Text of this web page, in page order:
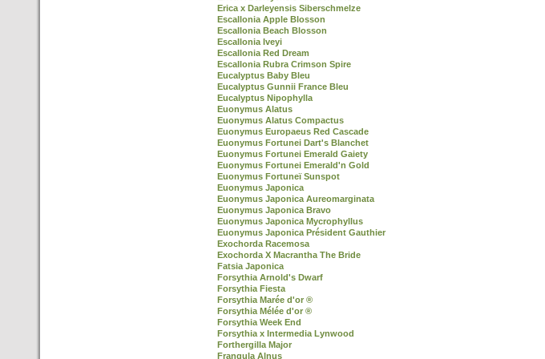
Erica x Darleyensis Siberschmelze
Escallonia Apple Blosson
Escallonia Beach Blosson
Escallonia Iveyi
Escallonia Red Dream
Escallonia Rubra Crimson Spire
Eucalyptus Baby Bleu
Eucalyptus Gunnii France Bleu
Eucalyptus Nipophylla
Euonymus Alatus
Euonymus Alatus Compactus
Euonymus Europaeus Red Cascade
Euonymus Fortunei Dart's Blanchet
Euonymus Fortunei Emerald Gaiety
Euonymus Fortunei Emerald'n Gold
Euonymus Fortuneï Sunspot
Euonymus Japonica
Euonymus Japonica Aureomarginata
Euonymus Japonica Bravo
Euonymus Japonica Mycrophyllus
Euonymus Japonica Président Gauthier
Exochorda Racemosa
Exochorda X Macrantha The Bride
Fatsia Japonica
Forsythia Arnold's Dwarf
Forsythia Fiesta
Forsythia Marée d'or ®
Forsythia Mélée d'or ®
Forsythia Week End
Forsythia x Intermedia Lynwood
Forthergilla Major
Frangula Alnus